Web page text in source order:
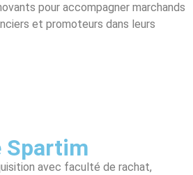
pour accompagner marchands
et promoteurs dans leurs
Spartim
avec faculté de rachat,